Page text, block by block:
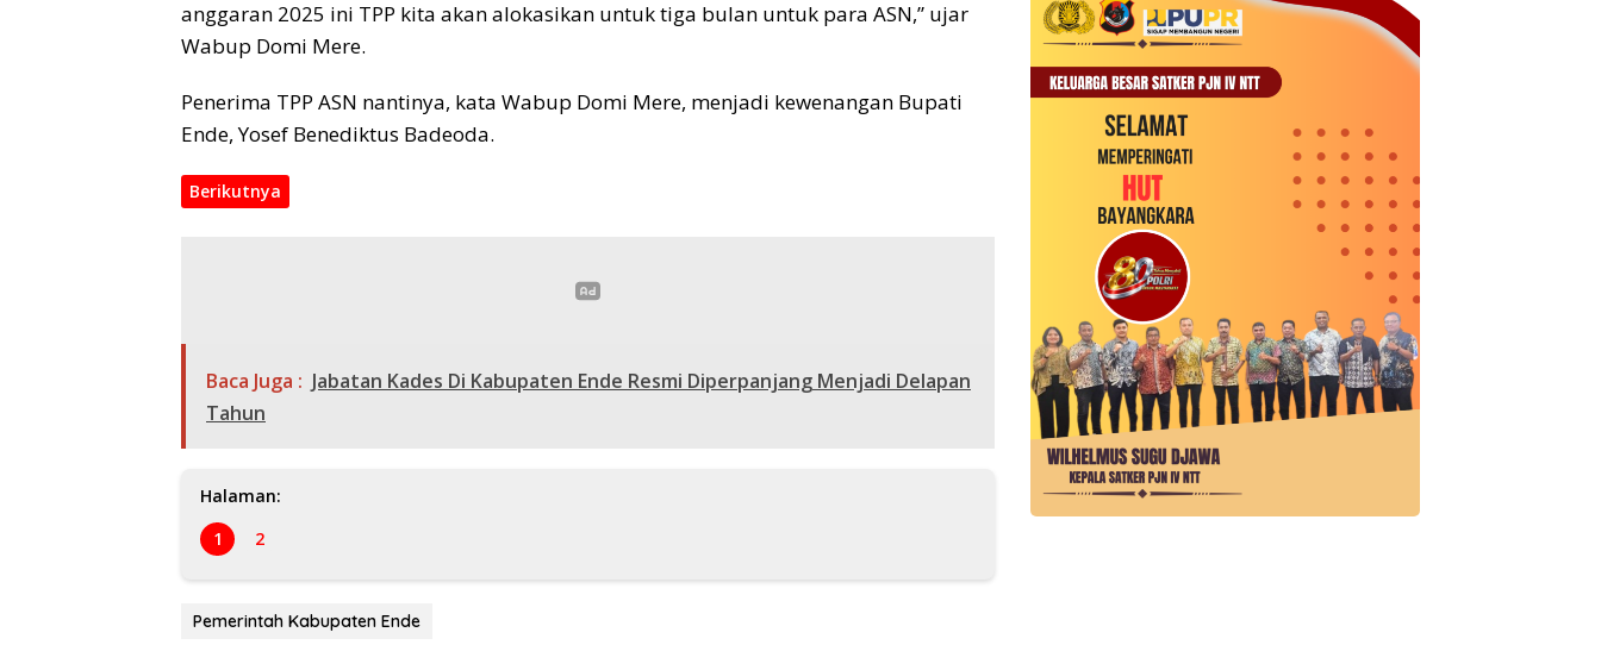
anggaran 2025 ini TPP kita akan alokasikan untuk tiga bulan untuk para ASN,” ujar
Wabup Domi Mere.
Penerima TPP ASN nantinya, kata Wabup Domi Mere, menjadi kewenangan Bupati
Ende, Yosef Benediktus Badeoda.
Berikutnya
Baca Juga : Jabatan Kades Di Kabupaten Ende Resmi Diperpanjang Menjadi Delapan
Tahun
Halaman:
1
2
Pemerintah Kabupaten Ende